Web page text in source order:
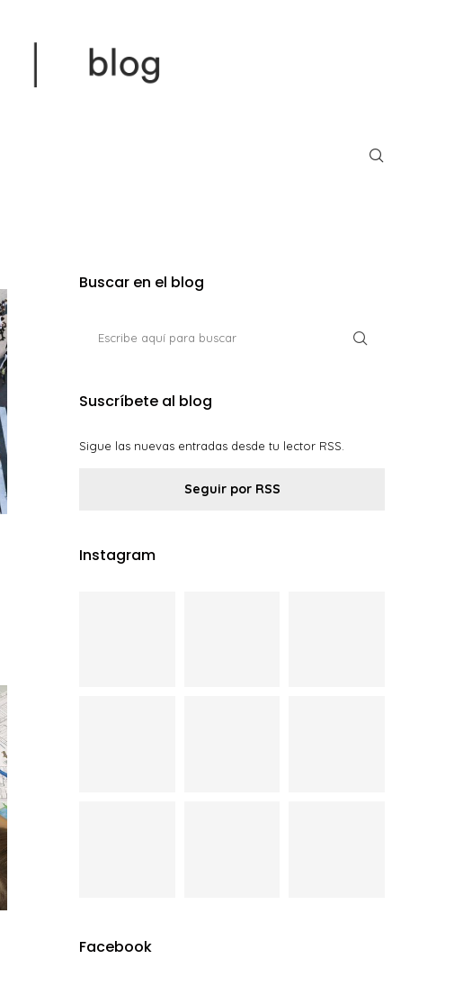
Buscar en el blog
Suscríbete al blog
Sigue las nuevas entradas desde tu lector RSS.
Seguir por RSS
Instagram
Facebook